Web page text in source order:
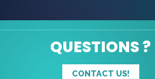
QUESTIONS ?
CONTACT US!